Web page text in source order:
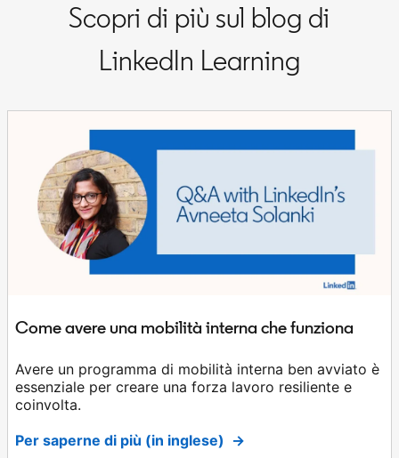
Scopri di più sul blog di
LinkedIn Learning
Come avere una mobilità interna che funziona
Avere un programma di mobilità interna ben avviato è
essenziale per creare una forza lavoro resiliente e
coinvolta.
Per saperne di più (in inglese) →